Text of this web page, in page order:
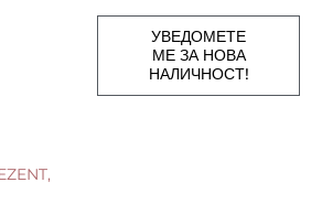
УВЕДОМЕТЕ
МЕ ЗА НОВА
НАЛИЧНОСТ!